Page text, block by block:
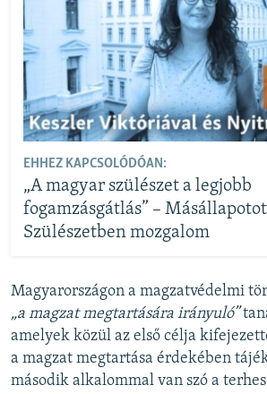
EHHEZ KAPCSOLÓDÓAN:
„A magyar szülészet a legjobb
fogamzásgátlás” –
Szülészetben mozgalom
Magyarországon a magzatvédelmi
„a magzat megtartására irányuló”
amelyek közül az első célja
a magzat megtartása érdekében
második alkalommal van szó a